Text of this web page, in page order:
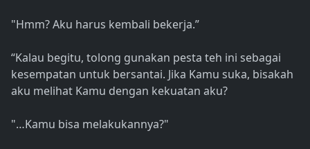
"Hmm? Aku harus kembali bekerja.”
“Kalau begitu, tolong gunakan pesta teh ini sebagai
kesempatan untuk bersantai. Jika Kamu suka, bisakah
aku melihat Kamu dengan kekuatan aku?
"…Kamu bisa melakukannya?"